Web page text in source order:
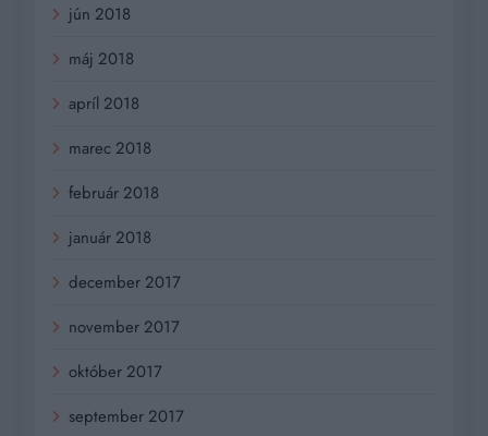
jún 2018
máj 2018
apríl 2018
marec 2018
február 2018
január 2018
december 2017
november 2017
október 2017
september 2017